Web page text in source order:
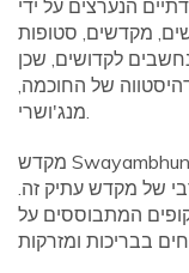
הנערצים על ידי
מקדשים, סטופות
לקדושים, שכן
של החוכמה,
מקדש Swayambhunath זכה לכינוי 'מקדש הקופים' בשל מאות
של מקדש עתיק זה.
המתבוססים על